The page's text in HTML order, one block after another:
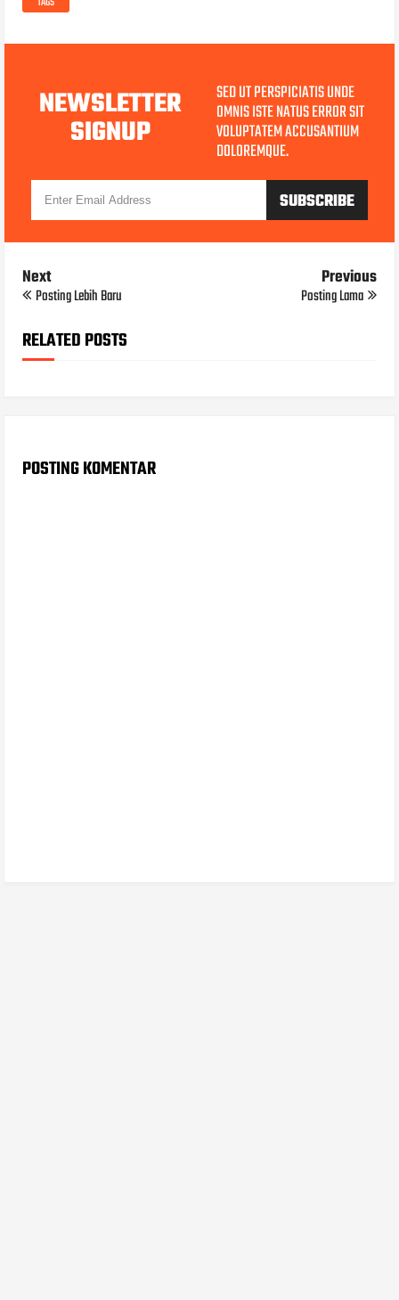
NEWSLETTER
SIGNUP
SED UT PERSPICIATIS UNDE
OMNIS ISTE NATUS ERROR SIT
VOLUPTATEM ACCUSANTIUM
DOLOREMQUE.
Next
Posting Lebih Baru
Previous
Posting Lama
RELATED POSTS
POSTING KOMENTAR